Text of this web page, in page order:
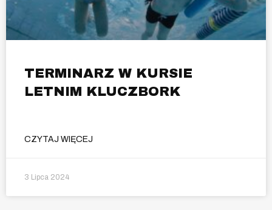
TERMINARZ W KURSIE
LETNIM KLUCZBORK
CZYTAJ WIĘCEJ
3 Lipca 2024